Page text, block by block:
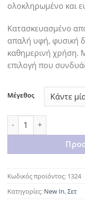
ολοκληρωμένο και
Κατασκευασμένο
απαλή υφή, φυσική
καθημερινή χρήση.
επιλογή που
Μέγεθος
Brown lumina set
Κωδικός προϊόντος: 1324
Κατηγορίες: New In,Σετ